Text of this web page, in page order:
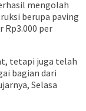
mengolah
berupa paving
Rp3.000 per
tetapi juga telah
bagian dari
Selasa